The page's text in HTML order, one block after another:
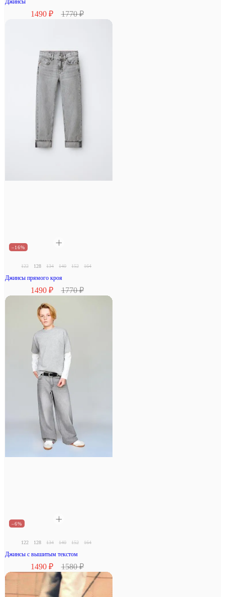
1490 ₽ 1770 ₽
–16%
122 128 134 140 152 164
Джинсы прямого кроя
1490 ₽ 1770 ₽
–6%
122 128 134 140 152 164
Джинсы с вышитым текстом
1490 ₽ 1580 ₽